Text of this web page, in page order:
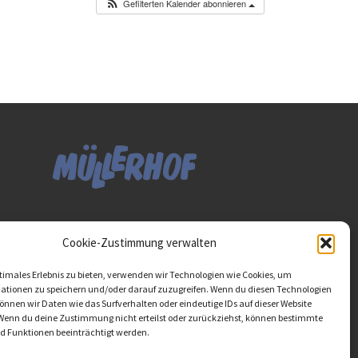
Cookie-Zustimmung verwalten
Erlebnis zu bieten, verwenden wir Technologien wie Cookies, um
zu speichern und/oder darauf zuzugreifen. Wenn du diesen Technologien
wir Daten wie das Surfverhalten oder eindeutige IDs auf dieser Website
du deine Zustimmung nicht erteilst oder zurückziehst, können bestimmte
Funktionen beeinträchtigt werden.
Gefilterten Kalender abonnieren
Diese Website ist als Teil
lassen - Raum geben"
>>>